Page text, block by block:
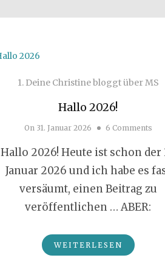
1. Deine Christine bloggt über MS
Hallo 2026!
On31. Januar 2026 6 Comments
Hallo 2026! Heute ist schon der
Januar 2026 und ich habe es
versäumt, einen Beitrag zu
veröffentlichen … ABER:
WEITERLESEN